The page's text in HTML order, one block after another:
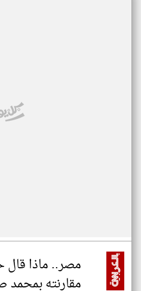
مصر.. ماذا
مقارنته بمحمد